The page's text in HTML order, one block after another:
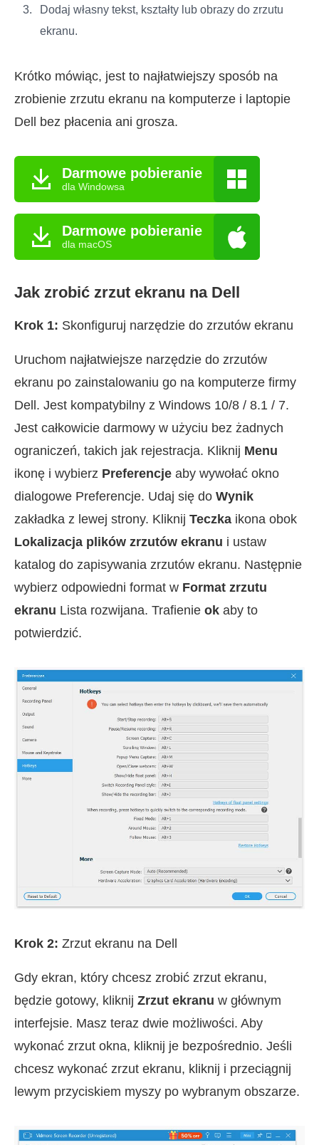
Dodaj własny tekst, kształty lub obrazy do zrzutu
ekranu.
Krótko mówiąc, jest to najłatwiejszy sposób na
zrobienie zrzutu ekranu na komputerze i laptopie
Dell bez płacenia ani grosza.
Darmowe pobieranie
dla Windowsa
Darmowe pobieranie
dla macOS
Jak zrobić zrzut ekranu na Dell
Krok 1: Skonfiguruj narzędzie do zrzutów ekranu
Uruchom najłatwiejsze narzędzie do zrzutów
ekranu po zainstalowaniu go na komputerze firmy
Dell. Jest kompatybilny z Windows 10/8 / 8.1 / 7.
Jest całkowicie darmowy w użyciu bez żadnych
ograniczeń, takich jak rejestracja. Kliknij Menu
ikonę i wybierz Preferencje aby wywołać okno
dialogowe Preferencje. Udaj się do Wynik
zakładka z lewej strony. Kliknij Teczka ikona obok
Lokalizacja plików zrzutów ekranu i ustaw
katalog do zapisywania zrzutów ekranu. Następnie
wybierz odpowiedni format w Format zrzutu
ekranu Lista rozwijana. Trafienie ok aby to
potwierdzić.
Krok 2: Zrzut ekranu na Dell
Gdy ekran, który chcesz zrobić zrzut ekranu,
będzie gotowy, kliknij Zrzut ekranu w głównym
interfejsie. Masz teraz dwie możliwości. Aby
wykonać zrzut okna, kliknij je bezpośrednio. Jeśli
chcesz wykonać zrzut ekranu, kliknij i przeciągnij
lewym przyciskiem myszy po wybranym obszarze.